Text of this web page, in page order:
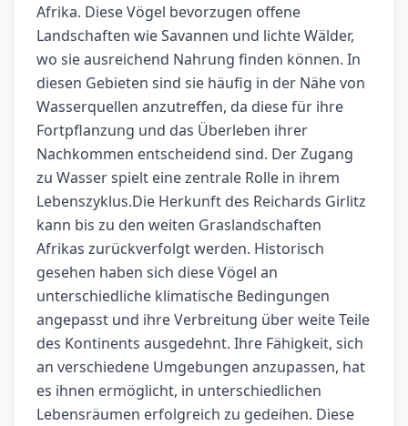
Afrika. Diese Vögel bevorzugen offene
Landschaften wie Savannen und lichte Wälder,
wo sie ausreichend Nahrung finden können. In
diesen Gebieten sind sie häufig in der Nähe von
Wasserquellen anzutreffen, da diese für ihre
Fortpflanzung und das Überleben ihrer
Nachkommen entscheidend sind. Der Zugang
zu Wasser spielt eine zentrale Rolle in ihrem
Lebenszyklus.Die Herkunft des Reichards Girlitz
kann bis zu den weiten Graslandschaften
Afrikas zurückverfolgt werden. Historisch
gesehen haben sich diese Vögel an
unterschiedliche klimatische Bedingungen
angepasst und ihre Verbreitung über weite Teile
des Kontinents ausgedehnt. Ihre Fähigkeit, sich
an verschiedene Umgebungen anzupassen, hat
es ihnen ermöglicht, in unterschiedlichen
Lebensräumen erfolgreich zu gedeihen. Diese